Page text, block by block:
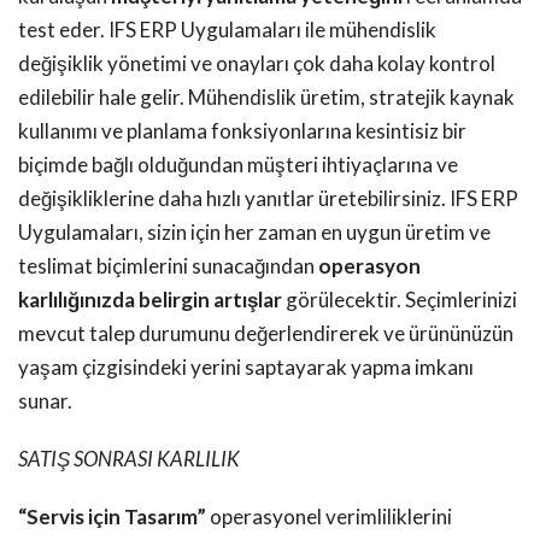
test eder. IFS ERP Uygulamaları ile mühendislik
değişiklik yönetimi ve onayları çok daha kolay kontrol
edilebilir hale gelir. Mühendislik üretim, stratejik kaynak
kullanımı ve planlama fonksiyonlarına kesintisiz bir
biçimde bağlı olduğundan müşteri ihtiyaçlarına ve
değişikliklerine daha hızlı yanıtlar üretebilirsiniz. IFS ERP
Uygulamaları, sizin için her zaman en uygun üretim ve
teslimat biçimlerini sunacağından operasyon
karlılığınızda belirgin artışlargörülecektir. Seçimlerinizi
mevcut talep durumunu değerlendirerek ve ürününüzün
yaşam çizgisindeki yerini saptayarak yapma imkanı
sunar.
SATIŞ SONRASI KARLILIK
“Servis için Tasarım” operasyonel verimliliklerini